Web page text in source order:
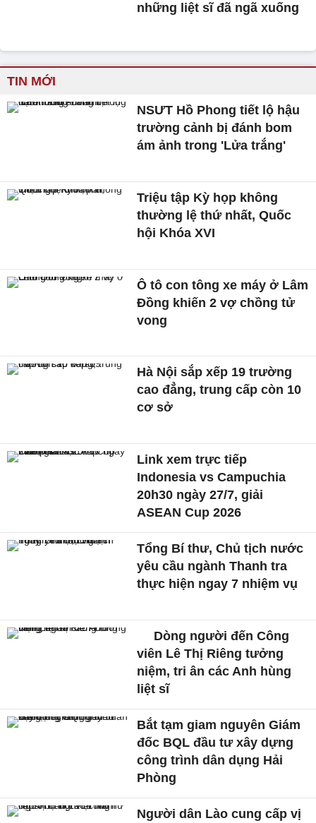
những liệt sĩ đã ngã xuống
TIN MỚI
NSƯT Hồ Phong tiết lộ hậu
trường cảnh bị đánh bom
ám ảnh trong 'Lửa trắng'
Triệu tập Kỳ họp không
thường lệ thứ nhất, Quốc
hội Khóa XVI
Ô tô con tông xe máy ở Lâm
Đồng khiến 2 vợ chồng tử
vong
Hà Nội sắp xếp 19 trường
cao đẳng, trung cấp còn 10
cơ sở
Link xem trực tiếp
Indonesia vs Campuchia
20h30 ngày 27/7, giải
ASEAN Cup 2026
Tổng Bí thư, Chủ tịch nước
yêu cầu ngành Thanh tra
thực hiện ngay 7 nhiệm vụ
Dòng người đến Công
viên Lê Thị Riêng tưởng
niệm, tri ân các Anh hùng
liệt sĩ
Bắt tạm giam nguyên Giám
đốc BQL đầu tư xây dựng
công trình dân dụng Hải
Phòng
Người dân Lào cung cấp vị